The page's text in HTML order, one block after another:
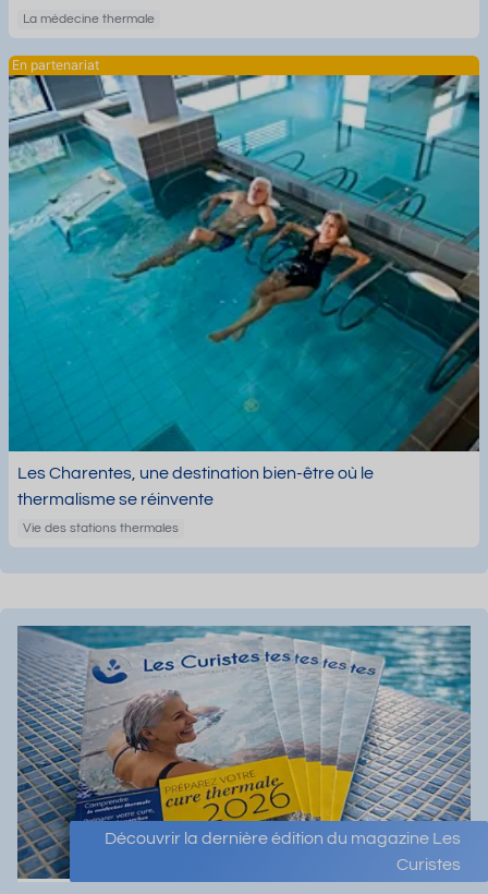
La médecine thermale
Les Charentes, une destination bien-être où le
thermalisme se réinvente
Vie des stations thermales
Découvrir la dernière édition du magazine Les
Curistes